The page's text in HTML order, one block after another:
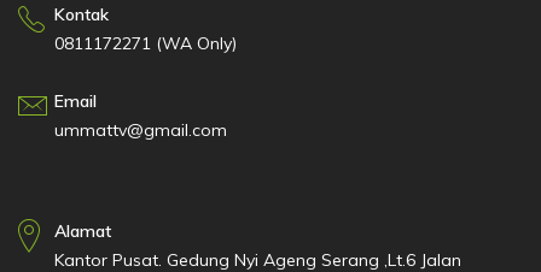
Kontak
0811172271 (WA Only)
Email
ummattv@gmail.com
Alamat
Kantor Pusat. Gedung Nyi Ageng Serang ,Lt.6 Jalan